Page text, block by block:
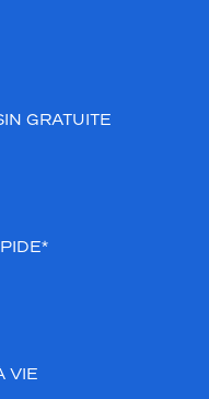
GRATUITE
VIE